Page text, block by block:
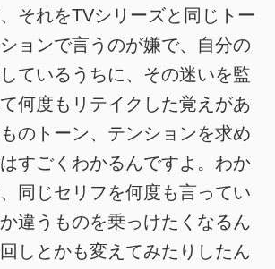
それをTVシリーズと同じトー
ョンで言うのが嫌で、自分の
ているうちに、その迷いを監
何度もリテイクした覚えがあ
のトーン、テンションを求め
すごくわかるんですよ。わか
同じセリフを何度も言ってい
違うものを乗っけたくなるん
しとかも変えてみたりしたん